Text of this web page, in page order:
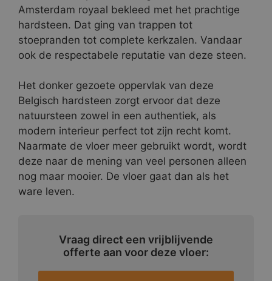
Amsterdam royaal bekleed met het prachtige
hardsteen. Dat ging van trappen tot
stoepranden tot complete kerkzalen. Vandaar
ook de respectabele reputatie van deze steen.
Het donker gezoete oppervlak van deze
Belgisch hardsteen zorgt ervoor dat deze
natuursteen zowel in een authentiek, als
modern interieur perfect tot zijn recht komt.
Naarmate de vloer meer gebruikt wordt, wordt
deze naar de mening van veel personen alleen
nog maar mooier. De vloer gaat dan als het
ware leven.
Vraag direct een vrijblijvende
offerte aan voor deze vloer: